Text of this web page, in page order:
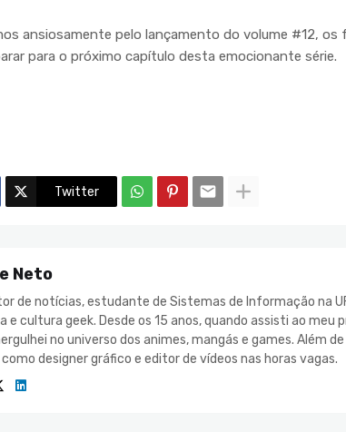
ansiosamente pelo lançamento do volume #12, os
para o próximo capítulo desta emocionante série.
Twitter
Neto
de notícias, estudante de Sistemas de Informação na
e cultura geek. Desde os 15 anos, quando assisti ao meu
no universo dos animes, mangás e games. Além
designer gráfico e editor de vídeos nas horas vagas.